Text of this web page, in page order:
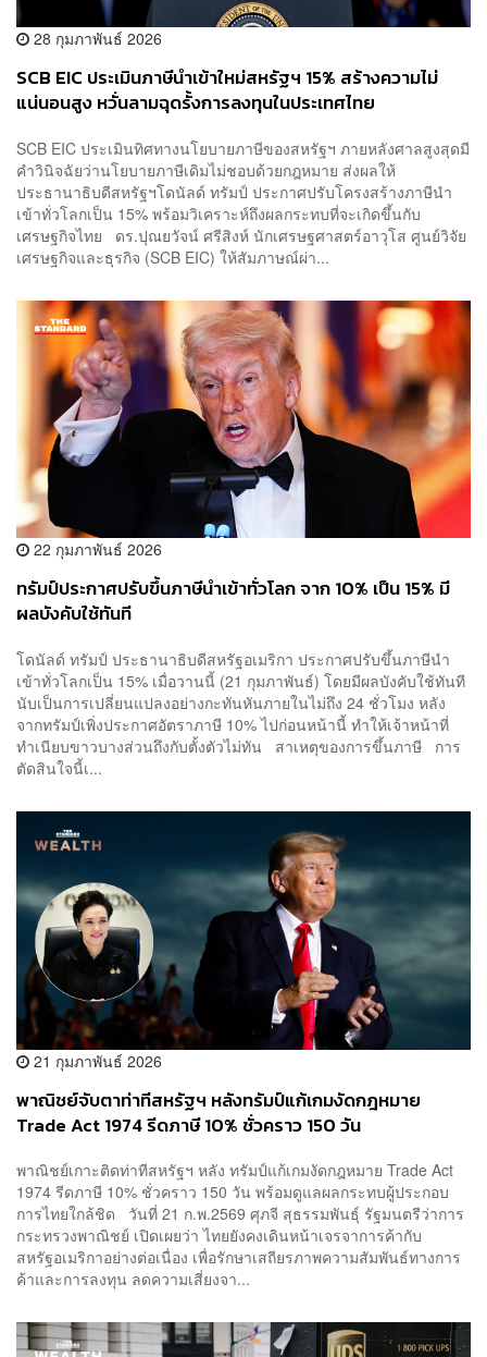
28 กุมภาพันธ์ 2026
SCB EIC ประเมินภาษีนำเข้าใหม่สหรัฐฯ 15% สร้างความไม่
แน่นอนสูง หวั่นลามฉุดรั้งการลงทุนในประเทศไทย
SCB EIC ประเมินทิศทางนโยบายภาษีของสหรัฐฯ ภายหลังศาลสูงสุดมี
คำวินิจฉัยว่านโยบายภาษีเดิมไม่ชอบด้วยกฎหมาย ส่งผลให้
ประธานาธิบดีสหรัฐฯโดนัลด์ ทรัมป์ ประกาศปรับโครงสร้างภาษีนำ
เข้าทั่วโลกเป็น 15% พร้อมวิเคราะห์ถึงผลกระทบที่จะเกิดขึ้นกับ
เศรษฐกิจไทย ดร.ปุณยวัจน์ ศรีสิงห์ นักเศรษฐศาสตร์อาวุโส ศูนย์วิจัย
เศรษฐกิจและธุรกิจ (SCB EIC) ให้สัมภาษณ์ผ่า...
22 กุมภาพันธ์ 2026
ทรัมป์ประกาศปรับขึ้นภาษีนำเข้าทั่วโลก จาก 10% เป็น 15% มี
ผลบังคับใช้ทันที
โดนัลด์ ทรัมป์ ประธานาธิบดีสหรัฐอเมริกา ประกาศปรับขึ้นภาษีนำ
เข้าทั่วโลกเป็น 15% เมื่อวานนี้ (21 กุมภาพันธ์) โดยมีผลบังคับใช้ทันที
นับเป็นการเปลี่ยนแปลงอย่างกะทันหันภายในไม่ถึง 24 ชั่วโมง หลัง
จากทรัมป์เพิ่งประกาศอัตราภาษี 10% ไปก่อนหน้านี้ ทำให้เจ้าหน้าที่
ทำเนียบขาวบางส่วนถึงกับตั้งตัวไม่ทัน สาเหตุของการขึ้นภาษี การ
ตัดสินใจนี้เ...
21 กุมภาพันธ์ 2026
พาณิชย์จับตาท่าทีสหรัฐฯ หลังทรัมป์แก้เกมงัดกฎหมาย
Trade Act 1974 รีดภาษี 10% ชั่วคราว 150 วัน
พาณิชย์เกาะติดท่าทีสหรัฐฯ หลัง ทรัมป์แก้เกมงัดกฎหมาย Trade Act
1974 รีดภาษี 10% ชั่วคราว 150 วัน พร้อมดูแลผลกระทบผู้ประกอบ
การไทยใกล้ชิด วันที่ 21 ก.พ.2569 ศุภจี สุธรรมพันธุ์ รัฐมนตรีว่าการ
กระทรวงพาณิชย์ เปิดเผยว่า ไทยยังคงเดินหน้าเจรจาการค้ากับ
สหรัฐอเมริกาอย่างต่อเนื่อง เพื่อรักษาเสถียรภาพความสัมพันธ์ทางการ
ค้าและการลงทุน ลดความเสี่ยงจา...